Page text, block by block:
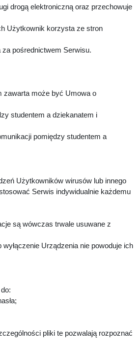
drogą elektroniczną oraz przechowuje
Użytkownik korzysta ze stron
pośrednictwem Serwisu.
zawarta może być Umowa o
studentem a dziekanatem i
pomiędzy studentem a
Użytkowników wirusów lub innego
Serwis indywidualnie każdemu
są wówczas trwale usuwane z
Urządzenia nie powoduje ich
pliki te pozwalają rozpoznać